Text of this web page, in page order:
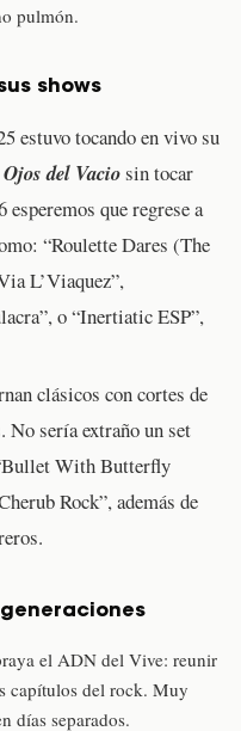
pulmón.
shows
estuvo tocando en vivo su
del Vaciosin tocar
que regrese a
“Roulette Dares (The
L’Viaquez”,
o “Inertiatic ESP”,
clásicos con cortes de
No sería extraño un set
With Butterfly
Rock”, además de
el ADN del Vive: reunir
capítulos del rock. Muy
días separados.